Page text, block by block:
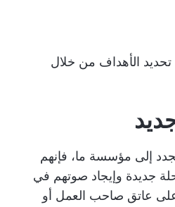
الأهداف من خلال
إلى مؤسسة ما، فإنهم
جديدة وإيجاد صوتهم في
عاتق صاحب العمل أو